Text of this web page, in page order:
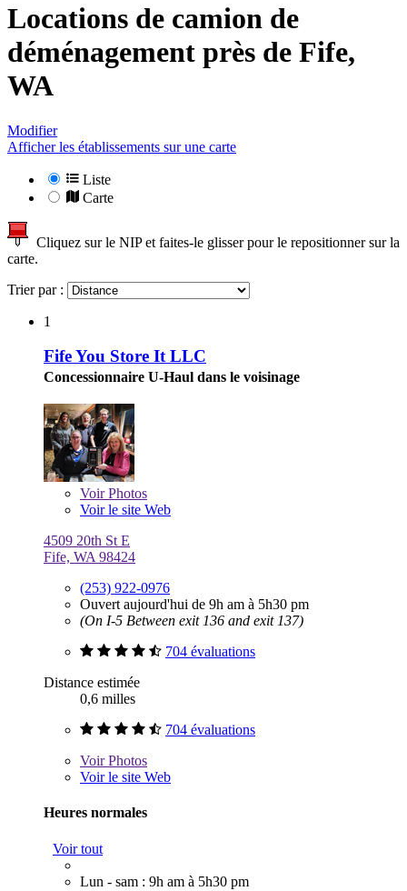
Locations de camion de
déménagement près de Fife,
WA
Modifier
Afficher les établissements sur une carte
Liste
Carte
Cliquez sur le NIP et faites-le glisser pour le repositionner sur la
carte.
Trier par :
1
Fife You Store It LLC
Concessionnaire U-Haul dans le voisinage
VoirPhotos
Voir le site Web
4509 20th St E
Fife, WA 98424
(253) 922-0976
Ouvert aujourd'hui de 9h am à 5h30 pm
(On I-5 Between exit 136 and exit 137)
704 évaluations
Distance estimée
0,6 milles
704 évaluations
VoirPhotos
Voir le site Web
Heures normales
Voir tout
Lun - sam : 9h am à 5h30 pm